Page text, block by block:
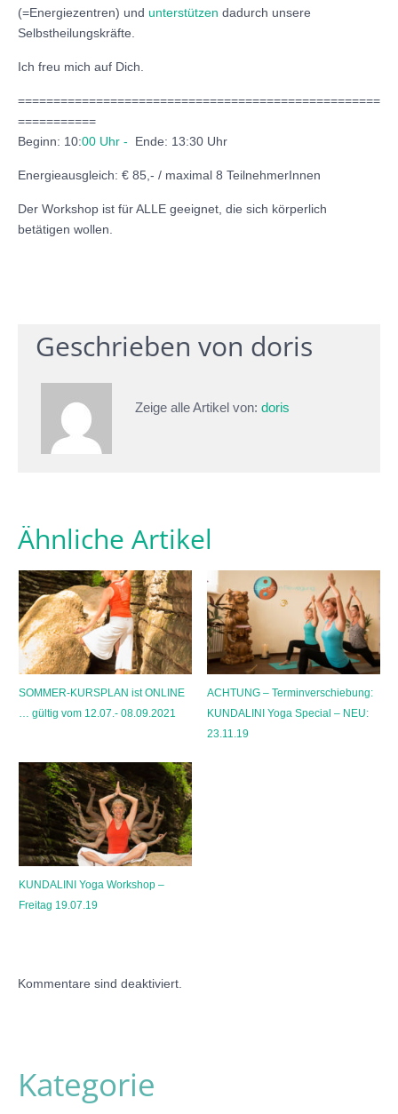
(=Energiezentren) und unterstützen dadurch unsere
Selbstheilungskräfte.
Ich freu mich auf Dich.
===================================================
===========
Beginn: 10:00 Uhr - Ende: 13:30 Uhr
Energieausgleich: € 85,- / maximal 8 TeilnehmerInnen
Der Workshop ist für ALLE geeignet, die sich körperlich
betätigen wollen.
Geschrieben von doris
Zeige alle Artikel von: doris
Ähnliche Artikel
SOMMER-KURSPLAN ist ONLINE
… gültig vom 12.07.- 08.09.2021
ACHTUNG – Terminverschiebung:
KUNDALINI Yoga Special – NEU:
23.11.19
KUNDALINI Yoga Workshop –
Freitag 19.07.19
Kommentare sind deaktiviert.
Kategorie